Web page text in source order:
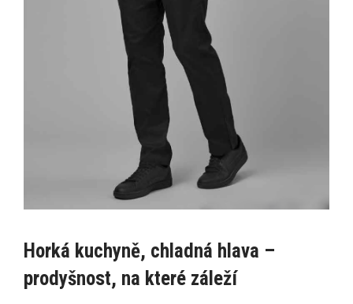
Horká kuchyně, chladná hlava –
prodyšnost, na které záleží